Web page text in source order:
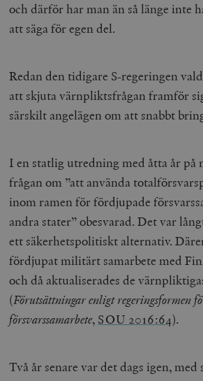
och därför har man än så länge inte
att säga för egen del.
Redan den tidigare S-regeringen
att skjuta värnpliktsfrågan framför
särskilt angelägen om att snabbt
I en statlig utredning med åtta år på
frågan om ”att använda
inom ramen för fördjupade
andra stater” obesvarad. Det var
ett säkerhetspolitiskt alternativ.
fördjupat militärt samarbete med
och då aktualiserades de
(Förutsättningar enligt regeringsformen
försvarssamarbete, SOU 2016:64).
Två år senare var det dags igen, med